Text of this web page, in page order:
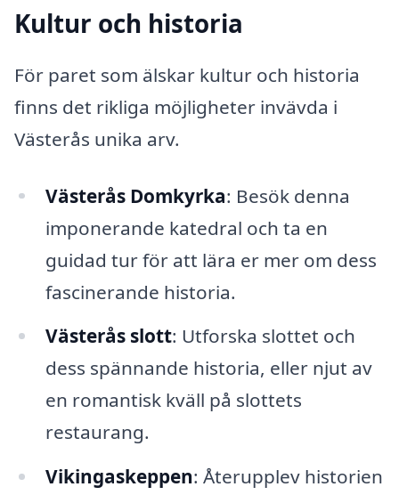
Kultur och historia
För paret som älskar kultur och historia
finns det rikliga möjligheter invävda i
Västerås unika arv.
Västerås Domkyrka: Besök denna
imponerande katedral och ta en
guidad tur för att lära er mer om dess
fascinerande historia.
Västerås slott: Utforska slottet och
dess spännande historia, eller njut av
en romantisk kväll på slottets
restaurang.
Vikingaskeppen: Återupplev historien